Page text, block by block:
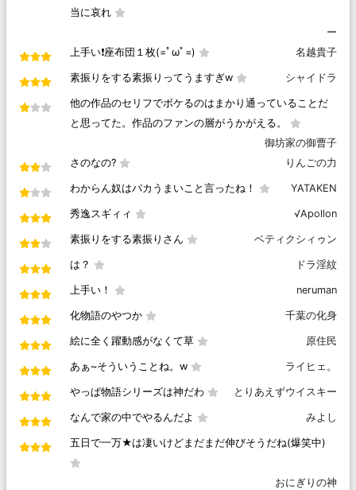
当に哀れ
ー
上手い❗座布団１枚(=ﾟωﾟ=)
名越貴子
素振りをする素振りってうますぎw シャイドラ
他の作品のセリフでボケるのはまかり通っていることだ
と思ってた。作品のファンの層がうかがえる。
御坊家の御曹子
さのなの?
りんごの力
わからん奴はバカうまいこと言ったね！ YATAKEN
秀逸スギィィ √Apollon
素振りをする素振りさん ベティクシィゥン
は？ ドラ淫紋
上手い！ neruman
化物語のやつか 千葉の化身
絵に全く躍動感がなくて草 原住民
あぁ~そういうことね。w ライヒェ。
やっぱ物語シリーズは神だわ とりあえずウイスキー
なんで家の中でやるんだよ みよし
五日で一万★は凄いけどまだまだ伸びそうだね(爆笑中)
おにぎりの神